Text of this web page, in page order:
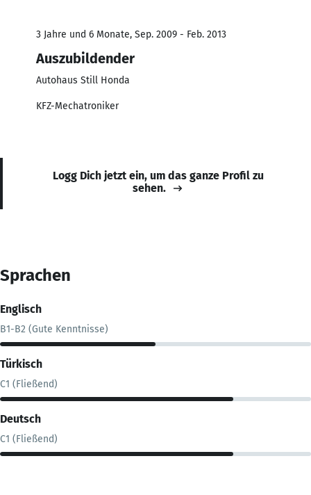
3 Jahre und 6 Monate, Sep. 2009 - Feb. 2013
Auszubildender
Autohaus Still Honda
KFZ-Mechatroniker
Logg Dich jetzt ein, um das ganze Profil zu
sehen.
Sprachen
Englisch
B1-B2 (Gute Kenntnisse)
Türkisch
C1 (Fließend)
Deutsch
C1 (Fließend)